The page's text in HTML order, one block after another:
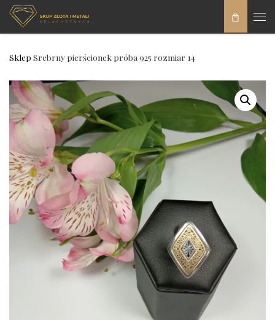
Skip to content
Sklep Srebrny pierścionek próba 925 rozmiar 14